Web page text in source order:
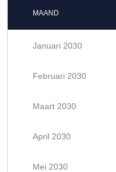
MAAND
Januari 2030
Februari 2030
Maart 2030
April 2030
Mei 2030